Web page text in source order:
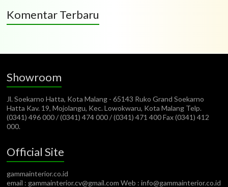
Komentar Terbaru
Showroom
Jl. Soekarno Hatta, Kota Malang - 65143 Ruko Grand Soekarno
Hatta Kav. 19, Mojolangu, Kec. Lowokwaru, Kota Malang Telp.
(0341) 496 000 / (0341) 474 000 / (0341) 471 400 Fax (0341) 412
000.
Official Site
gammainterior.co.id
email : gammainterior.cv@gmail.com Web : info@gammainterior.co.id